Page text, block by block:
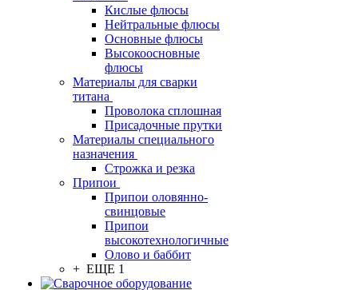
Кислые флюсы
Нейтральные флюсы
Основные флюсы
Высокоосновные
флюсы
Материалы для сварки
титана
Проволока сплошная
Присадочные прутки
Материалы специального
назначения
Строжка и резка
Припои
Припои оловянно-
свинцовые
Припои
высокотехнологичные
Олово и баббит
+ ЕЩЕ 1